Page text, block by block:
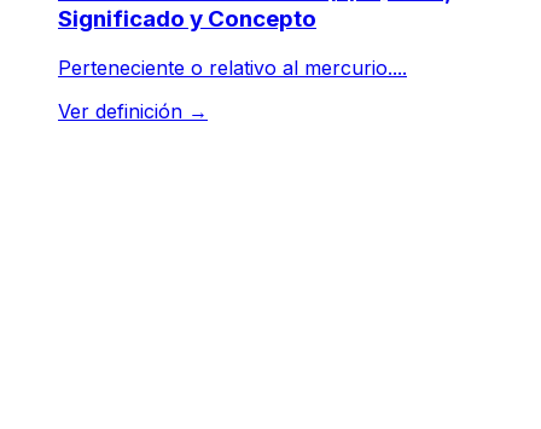
Significado y Concepto
Perteneciente o relativo al mercurio....
Ver definición →